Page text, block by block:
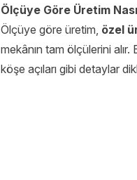
Ölçüye Göre Üretim
Ölçüye göre üretim, özel
mekânın tam ölçülerini
köşe açıları gibi detaylar